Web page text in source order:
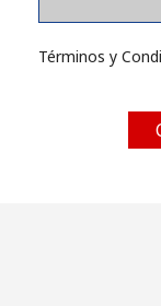
Términos y